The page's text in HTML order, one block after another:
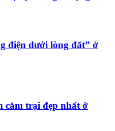
điện dưới lòng đất” ở
cắm trại đẹp nhất ở